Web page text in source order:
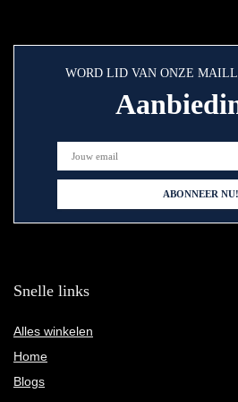
WORD LID VAN ONZE
Snelle links
Alles winkelen
Home
Blogs